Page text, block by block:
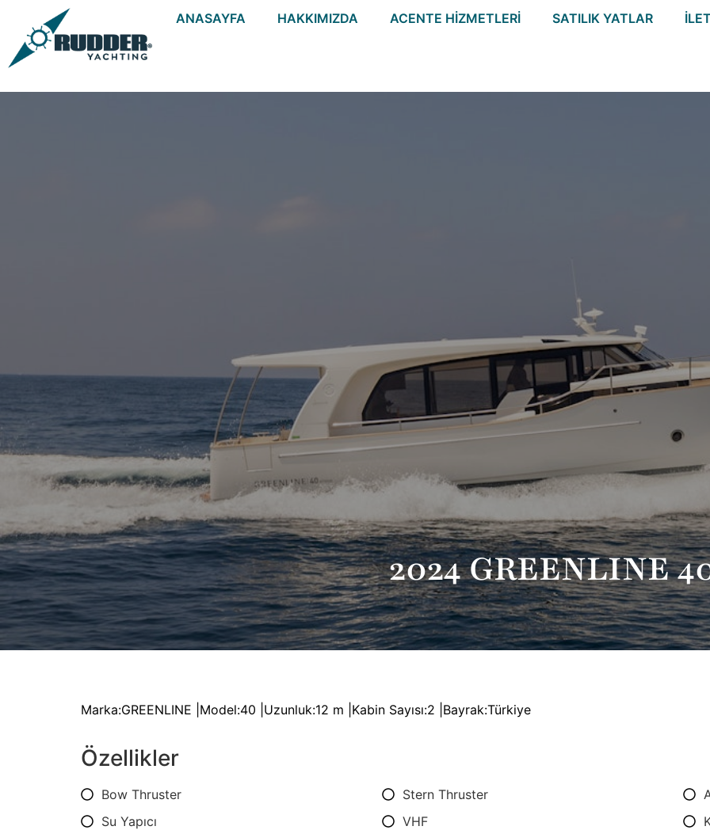
ANASAYFA HAKKIMIZDA ACENTE HIZMETLERI SATILIK YATLAR
2024 GREENLINE
Marka:GREENLINE | Model:40 | Uzunluk:12 m | Kabin Sayısı:2 | Bayrak:Türkiye
Özellikler
Bow Thruster Stern Thruster
Su Yapıcı
VHF